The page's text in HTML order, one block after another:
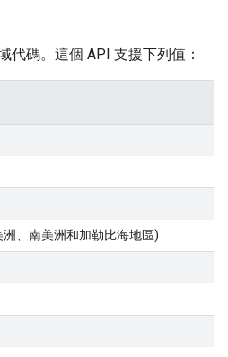
代碼。這個 API 支援下列值：
、南美洲和加勒比海地區)